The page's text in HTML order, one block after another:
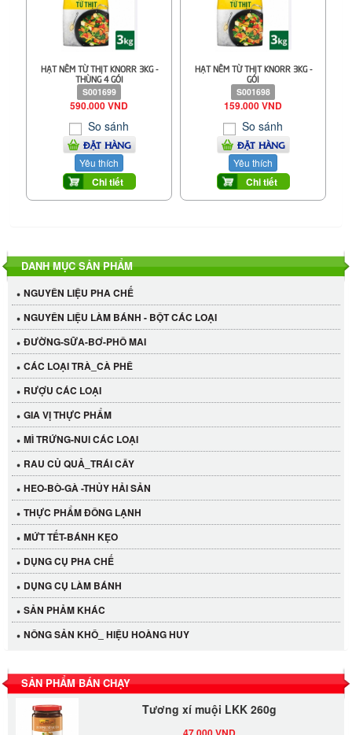
HẠT NÊM TỪ THỊT KNORR 3KG -
THÙNG 4 GÓI
S001699
590.000 VND
So sánh
ĐẶT HÀNG
Yêu thích
Chi tiết
HẠT NÊM TỪ THỊT KNORR 3KG -
GÓI
S001698
159.000 VND
So sánh
ĐẶT HÀNG
Yêu thích
Chi tiết
DANH MỤC SẢN PHẨM
NGUYÊN LIỆU PHA CHẾ
NGUYÊN LIỆU LÀM BÁNH - BỘT CÁC LOẠI
ĐƯỜNG-SỮA-BƠ-PHÔ MAI
CÁC LOẠI TRÀ_CÀ PHÊ
RƯỢU CÁC LOẠI
GIA VỊ THỰC PHẨM
MÌ TRỨNG-NUI CÁC LOẠI
RAU CỦ QUẢ_TRÁI CÂY
HEO-BÒ-GÀ -THỦY HẢI SẢN
THỰC PHẨM ĐÔNG LẠNH
MỨT TẾT-BÁNH KẸO
DỤNG CỤ PHA CHẾ
DỤNG CỤ LÀM BÁNH
SẢN PHẢM KHÁC
NÔNG SẢN KHÔ_ HIỆU HOÀNG HUY
SẢN PHẨM BÁN CHẠY
Cần Tây Đà Lạt
40.000 VND
LỐC 12 HỦ Tương xí muội LKK 260g
Tương xí muội LKK 260g
47.000 VND